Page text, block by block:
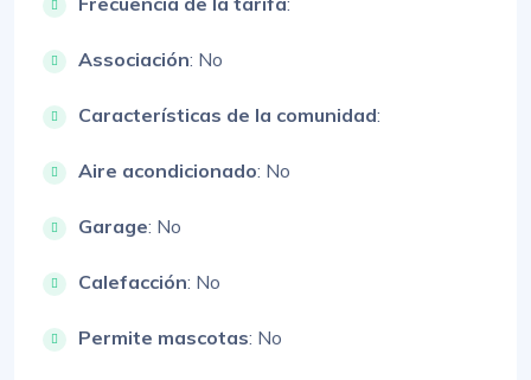
Associación: No
Características de la comunidad:
Aire acondicionado: No
Garage: No
Calefacción: No
Permite mascotas: No